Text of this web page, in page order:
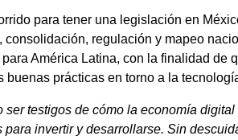
para tener una legislación en
regulación y mapeo
América Latina, con la finalidad de
prácticas en torno a la
testigos de cómo la economía digital
invertir y desarrollarse. Sin